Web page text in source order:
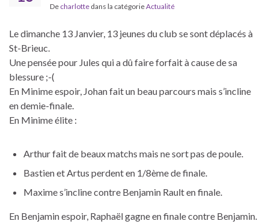
De charlotte dans la catégorieActualité
Le dimanche 13 Janvier, 13 jeunes du club se sont déplacés à
St-Brieuc.
Une pensée pour Jules qui a dû faire forfait à cause de sa
blessure ;-(
En Minime espoir, Johan fait un beau parcours mais s’incline
en demie-finale.
En Minime élite :
Arthur fait de beaux matchs mais ne sort pas de poule.
Bastien et Artus perdent en 1/8ème de finale.
Maxime s’incline contre Benjamin Rault en finale.
En Benjamin espoir, Raphaël gagne en finale contre Benjamin.